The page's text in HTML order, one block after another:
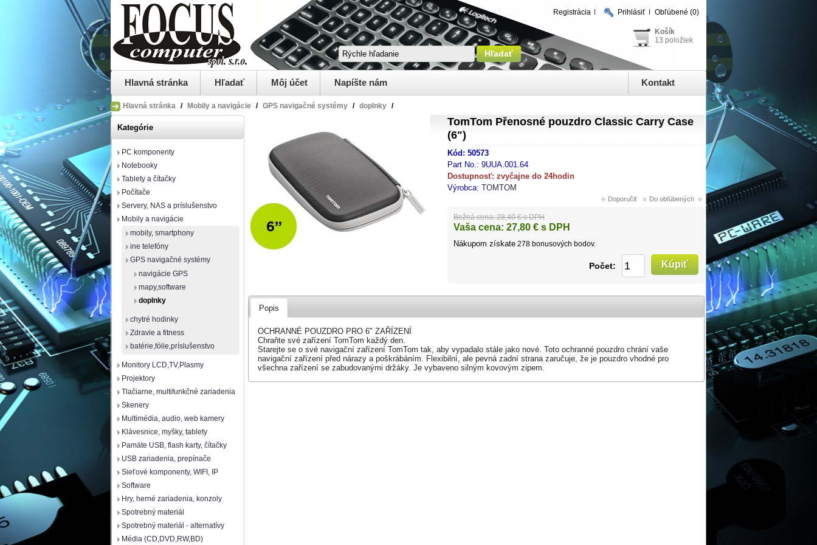
Registrácia Prihlásiť Obľúbené (0)
Košík
13 položiek
Hlavná stránka Hľadať Môj účet Napíšte nám Kontakt
Hlavná stránka / Mobily a navigácie / GPS navigačné systémy / doplnky /
Kategórie
PC komponenty
Notebooky
Tablety a čítačky
Počítače
Servery, NAS a príslušenstvo
Mobily a navigácie
mobily, smartphony
ine telefóny
GPS navigačné systémy
navigácie GPS
mapy,software
doplnky
chytré hodinky
Zdravie a fitness
batérie,fólie,príslušenstvo
Monitory LCD,TV,Plasmy
Projektory
Tlačiarne, multifunkčné zariadenia
Skenery
Multimédia, audio, web kamery
Klávesnice, myšky, tablety
Pamäte USB, flash karty, čítačky
USB zariadenia, prepínače
Sieťové komponenty, WIFI, IP
Software
Hry, herné zariadenia, konzoly
Spotrebný materiál
Spotrebný materiál - alternatívy
Média (CD,DVD,RW,BD)
TomTom Přenosné pouzdro Classic Carry Case
(6")
Kód: 50573
Part No.: 9UUA.001.64
Dostupnosť: zvyčajne do 24hodin
Výrobca: TOMTOM
Bežná cena: 28,40 € s DPH
Vaša cena: 27,80 € s DPH
Nákupom získate 278 bonusových bodov.
Počet:
Popis
OCHRANNÉ POUZDRO PRO 6" ZAŘÍZENÍ
Chraňte své zařízení TomTom každý den.
Starejte se o své navigační zařízení TomTom tak, aby vypadalo stále jako nové. Toto ochranné pouzdro chrání vaše
navigační zařízení před nárazy a poškrábáním. Flexibilní, ale pevná zadní strana zaručuje, že je pouzdro vhodné pro
všechna zařízení se zabudovanými držáky. Je vybaveno silným kovovým zipem.